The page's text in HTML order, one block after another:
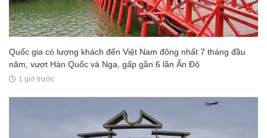
Quốc gia có lượng khách đến Việt Nam đông nhất 7 tháng đầu
năm, vượt Hàn Quốc và Nga, gấp gần 6 lần Ấn Độ
1 giờ trước